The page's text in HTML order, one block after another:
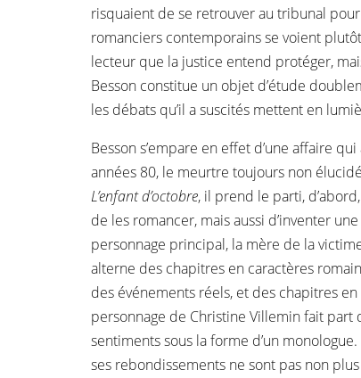
risquaient de se retrouver au tribunal
romanciers contemporains se voient
lecteur que la justice entend protéger,
Besson constitue un objet d’étude
les débats qu’il a suscités mettent en
Besson s’empare en effet d’une affaire
années 80, le meurtre toujours non
L’enfant d’octobre, il prend le parti,
de les romancer, mais aussi d’inventer
personnage principal, la mère de la
alterne des chapitres en caractères
des événements réels, et des chapitres
personnage de Christine Villemin fait part
sentiments sous la forme d’un
ses rebondissements ne sont pas non